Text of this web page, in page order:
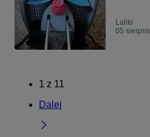
Laliki
05
1 z 11
Dalej